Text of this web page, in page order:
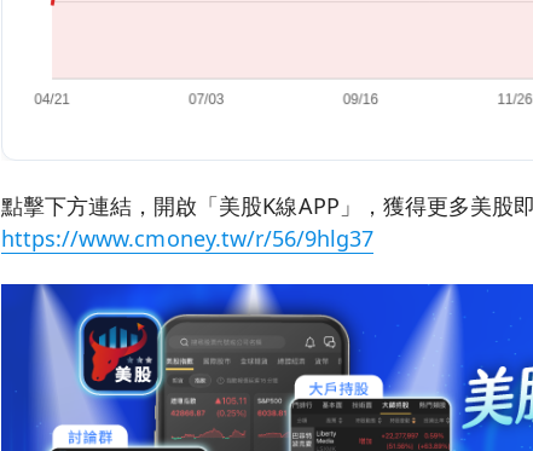
點擊下方連結，開啟「美股K線APP」，獲得更多美股
https://www.cmoney.tw/r/56/9hlg37